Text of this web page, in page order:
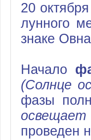
20
лунного
знаке
Начало
(Солнце
фазы
проведен